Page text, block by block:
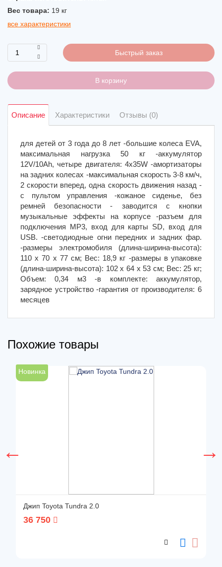
Вес товара: 19 кг
все характеристики
Быстрый заказ
В корзину
Описание Характеристики Отзывы (0)
для детей от 3 года до 8 лет -большие колеса EVA,
максимальная нагрузка 50 кг -аккумулятор
12V/10Ah, четыре двигателя: 4x35W -амортизаторы
на задних колесах -максимальная скорость 3-8 км/ч,
2 скорости вперед, одна скорость движения назад -
с пультом управления -кожаное сиденье, без
ремней безопасности - заводится с кнопки
музыкальные эффекты на корпусе -разъем для
подключения MP3, вход для карты SD, вход для
USB. -светодиодные огни передних и задних фар.
-размеры электромобиля (длина-ширина-высота):
110 х 70 х 77 см; Вес: 18,9 кг -размеры в упаковке
(длина-ширина-высота): 102 х 64 х 53 см; Вес: 25 кг;
Объем: 0,34 м3 -в комплекте: аккумулятор,
зарядное устройство -гарантия от производителя: 6
месяцев
Похожие товары
Новинка
Джип Toyota Tundra 2.0
36 750